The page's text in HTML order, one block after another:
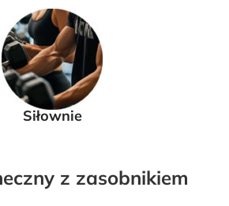
Siłownie
z zasobnikiem